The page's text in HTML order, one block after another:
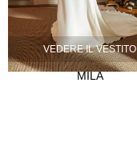
VEDERE IL VESTITO
MILA